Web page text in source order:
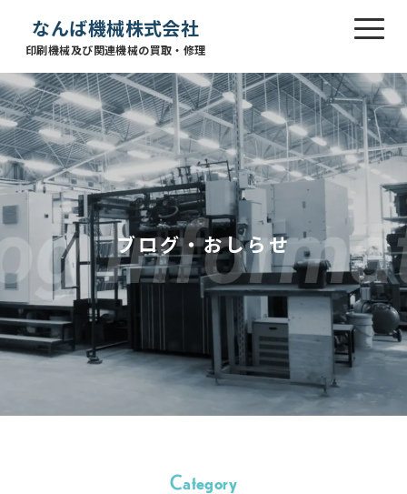
なんば機械株式会社
印刷機械及び関連機械の買取・修理
ブログ・おしらせ
Category